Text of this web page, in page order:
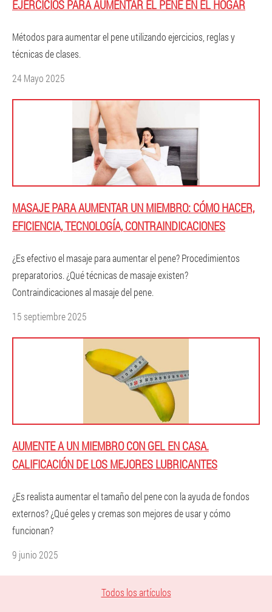
EJERCICIOS PARA AUMENTAR EL PENE EN EL HOGAR
Métodos para aumentar el pene utilizando ejercicios, reglas y
técnicas de clases.
24 Mayo 2025
MASAJE PARA AUMENTAR UN MIEMBRO: CÓMO HACER,
EFICIENCIA, TECNOLOGÍA, CONTRAINDICACIONES
¿Es efectivo el masaje para aumentar el pene? Procedimientos
preparatorios. ¿Qué técnicas de masaje existen?
Contraindicaciones al masaje del pene.
15 septiembre 2025
AUMENTE A UN MIEMBRO CON GEL EN CASA.
CALIFICACIÓN DE LOS MEJORES LUBRICANTES
¿Es realista aumentar el tamaño del pene con la ayuda de fondos
externos? ¿Qué geles y cremas son mejores de usar y cómo
funcionan?
9 junio 2025
Todos los artículos